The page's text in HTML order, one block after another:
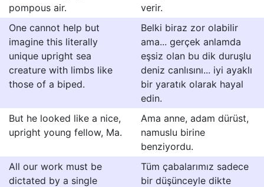
pompous air.
verir.
One cannot help but
imagine this literally
unique upright sea
creature with limbs like
those of a biped.
Belki biraz zor olabilir
ama... gerçek anlamda
eşsiz olan bu dik duruşlu
deniz canlısını... iyi ayaklı
bir yaratık olarak hayal
edin.
But he looked like a nice,
upright young fellow, Ma.
Ama anne, adam dürüst,
namuslu birine
benziyordu.
All our work must be
dictated by a single
Tüm çabalarımız sadece
bir düşünceyle dikte